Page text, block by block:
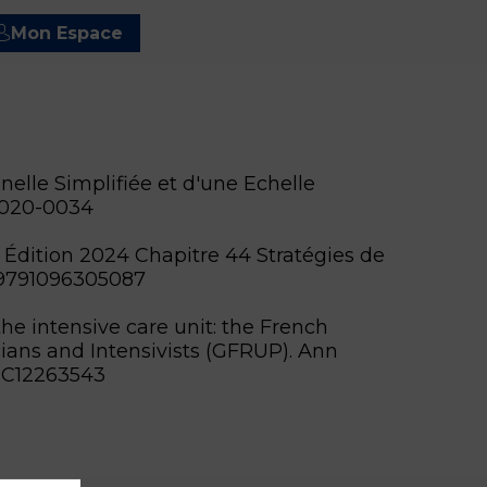
Mon Espace
Simplifiée et d'une Echelle
0034
2024 Chapitre 44 Stratégies de
intensive care unit: the French
and Intensivists (GFRUP). Ann